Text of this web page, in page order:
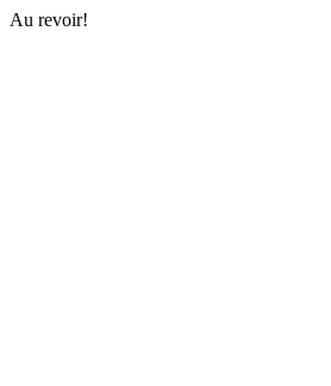
Au revoir!